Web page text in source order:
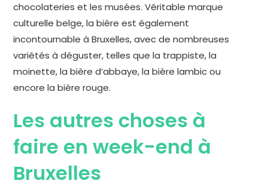
chocolateries et les musées. Véritable marque
culturelle belge, la bière est également
incontournable à Bruxelles, avec de nombreuses
variétés à déguster, telles que la trappiste, la
moinette, la bière d’abbaye, la bière lambic ou
encore la bière rouge.
Les autres choses à
faire en week-end à
Bruxelles